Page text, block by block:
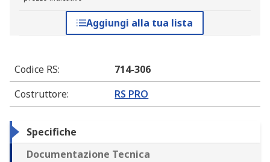
Aggiungi alla tua lista
Codice RS:
714-306
Costruttore: RS PRO
Specifiche
Documentazione Tecnica